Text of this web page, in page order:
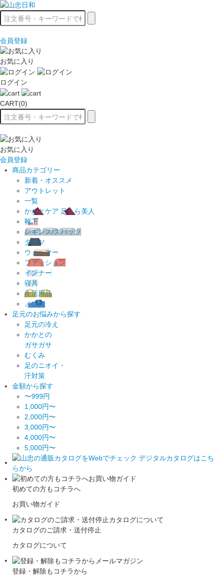
会員登録
お気に入り
ログイン
CART(0)
お気に入り
会員登録
商品カテゴリー
新着・オススメ
アウトレット
一覧
かかとケア 足うら美人
靴下
レギンス/スパッツ
タイツ
ウォーマー
ファッション
インナー
寝具
生活用品
メンズ
足元のお悩みから探す
足元の冷え
かかとの
ガサガサ
むくみ
足のニオイ・
汗対策
金額から探す
〜999円
1,000円〜
2,000円〜
3,000円〜
4,000円〜
5,000円〜
初めての方もコチラへ
お買い物ガイド
カタログのご請求・送付停止
カタログについて
登録・解除もコチラから